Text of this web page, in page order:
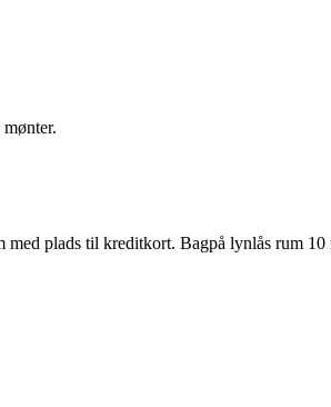
plads til kreditkort. Bagpå lynlås rum